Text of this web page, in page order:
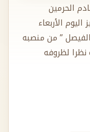
الحرمين
الأربعاء
الفيصل ” من منصبه
لظروفه